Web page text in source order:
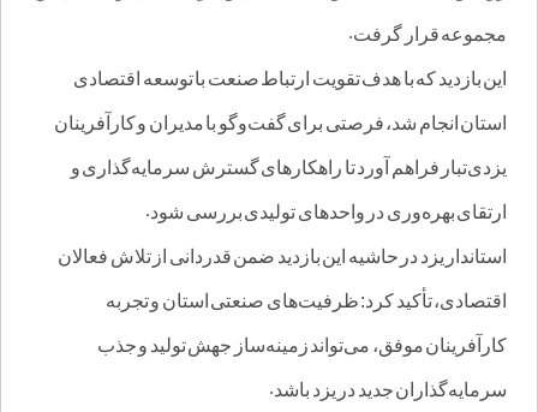
مجموعه قرار گرفت.
این بازدید که با هدف تقویت ارتباط صنعت با توسعه اقتصادی
استان انجام شد، فرصتی برای گفت‌وگو با مدیران و کارآفرینان
یزدی‌تبار فراهم آورد تا راهکارهای گسترش سرمایه‌گذاری و
ارتقای بهره‌وری در واحدهای تولیدی بررسی شود.
استاندار یزد در حاشیه این بازدید ضمن قدردانی از تلاش فعالان
اقتصادی، تأکید کرد: ظرفیت‌های صنعتی استان و تجربه
کارآفرینان موفق، می‌تواند زمینه‌ساز جهش تولید و جذب
سرمایه‌گذاران جدید در یزد باشد.